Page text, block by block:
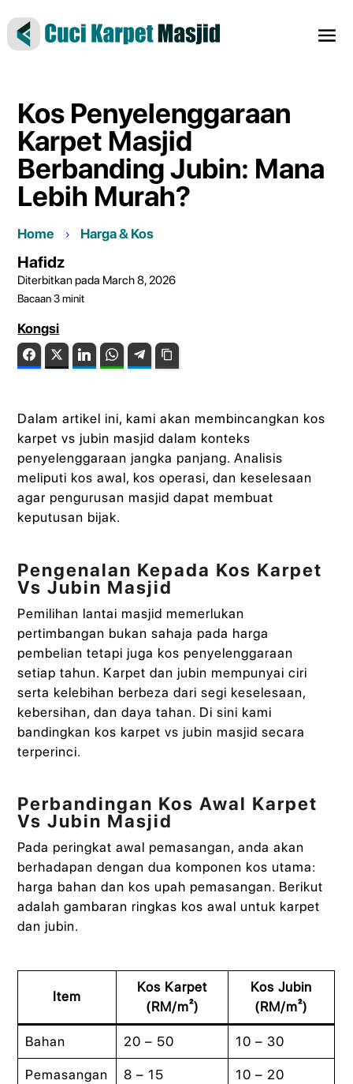
Kos Penyelenggaraan
Karpet Masjid
Berbanding Jubin: Mana
Lebih Murah?
Home Harga & Kos
Hafidz
Diterbitkan pada March 8, 2026
Bacaan 3 minit
Kongsi
FacebookTwitter LinkedIn WhatsAppTelegram
Dalam artikel ini, kami akan membincangkan kos
karpet vs jubin masjid dalam konteks
penyelenggaraan jangka panjang. Analisis
meliputi kos awal, kos operasi, dan keselesaan
agar pengurusan masjid dapat membuat
keputusan bijak.
Pengenalan Kepada Kos Karpet
Vs Jubin Masjid
Pemilihan lantai masjid memerlukan
pertimbangan bukan sahaja pada harga
pembelian tetapi juga kos penyelenggaraan
setiap tahun. Karpet dan jubin mempunyai ciri
serta kelebihan berbeza dari segi keselesaan,
kebersihan, dan daya tahan. Di sini kami
bandingkan kos karpet vs jubin masjid secara
terperinci.
Perbandingan Kos Awal Karpet
Vs Jubin Masjid
Pada peringkat awal pemasangan, anda akan
berhadapan dengan dua komponen kos utama:
harga bahan dan kos upah pemasangan. Berikut
adalah gambaran ringkas kos awal untuk karpet
dan jubin.
Item
Kos Karpet
(RM/m²)
Kos Jubin
(RM/m²)
Bahan 20 – 50 10 – 30
Pemasangan 8 – 15 10 – 20